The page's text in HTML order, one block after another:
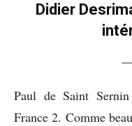
Didier
Paul de Saint
France 2. Comme